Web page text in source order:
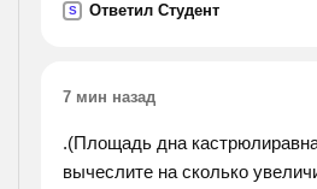
S Ответил Студент
7 мин назад
.(Площадь дна
вычеслите на сколько